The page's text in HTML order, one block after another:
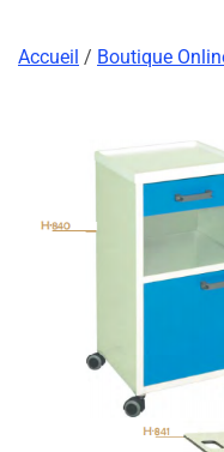
Accueil / Boutique